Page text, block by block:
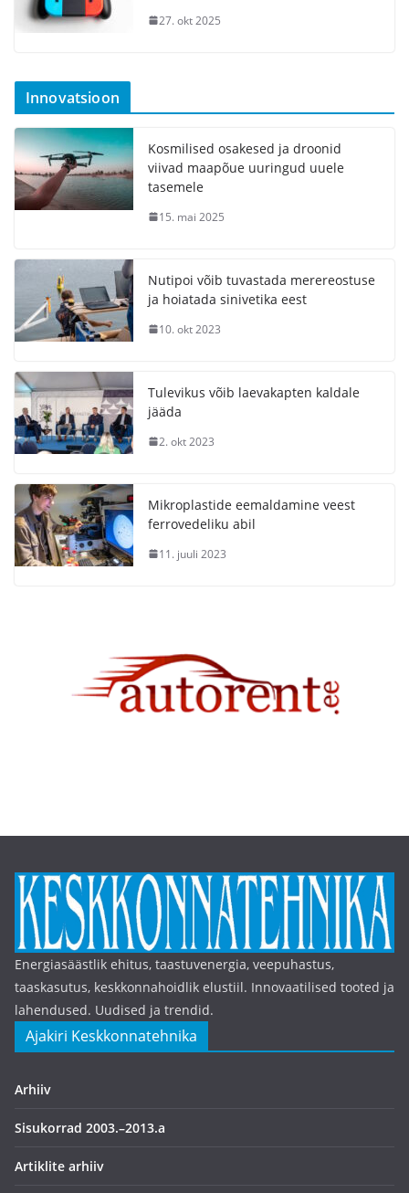
27. okt 2025
Innovatsioon
Kosmilised osakesed ja droonid
viivad maapõue uuringud uuele
tasemele
15. mai 2025
Nutipoi võib tuvastada merereostuse
ja hoiatada sinivetika eest
10. okt 2023
Tulevikus võib laevakapten kaldale
jääda
2. okt 2023
Mikroplastide eemaldamine veest
ferrovedeliku abil
11. juuli 2023
Energiasäästlik ehitus, taastuvenergia, veepuhastus,
taaskasutus, keskkonnahoidlik elustiil. Innovaatilised tooted ja
lahendused. Uudised ja trendid.
Ajakiri Keskkonnatehnika
Arhiiv
Sisukorrad 2003.–2013.a
Artiklite arhiiv